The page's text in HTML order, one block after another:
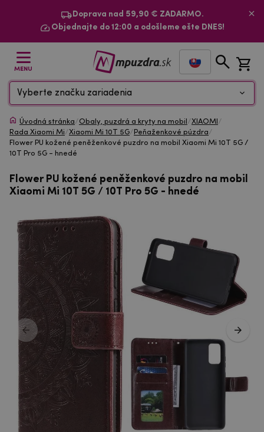
Doprava nad 59,90 € ZADARMO.
Objednajte do 12:00 a odošleme ešte DNES!
MENU
Vyberte značku zariadenia
Úvodná stránka/Obaly, puzdrá a kryty na mobil /XIAOMI /
Rada Xiaomi Mi/Xiaomi Mi 10T 5G/ Peňaženkové púzdra/
Flower PU kožené peněženkové puzdro na mobil Xiaomi Mi 10T 5G /
10T Pro 5G - hnedé
Flower PU kožené peněženkové puzdro na mobil
Xiaomi Mi 10T 5G / 10T Pro 5G - hnedé